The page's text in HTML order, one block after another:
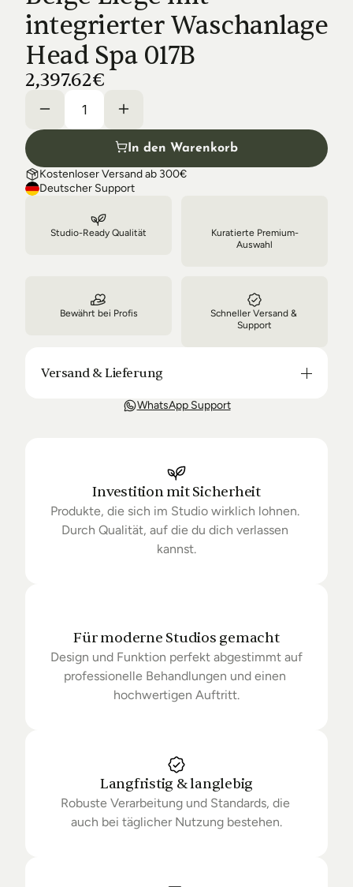
Shipping & Delivery
integrierter Waschanlage
Head Spa 017B
2,397.62€
In den Warenkorb
Kostenloser Versand ab 300€
Deutscher Support
Studio-Ready Qualität
Kuratierte Premium-
Auswahl
Bewährt bei Profis
Schneller Versand &
Support
Versand & Lieferung
Unsere Lieferung ist in der Regel in 3-8 Tagen bei
Lieferung unter Umständen um einige Tage
verzögern.
WhatsApp Support
Investition mit Sicherheit
Produkte, die sich im Studio wirklich lohnen.
Durch Qualität, auf die du dich verlassen
kannst.
Für moderne Studios gemacht
Design und Funktion perfekt abgestimmt auf
professionelle Behandlungen und einen
hochwertigen Auftritt.
Langfristig & langlebig
Robuste Verarbeitung und Standards, die
auch bei täglicher Nutzung bestehen.